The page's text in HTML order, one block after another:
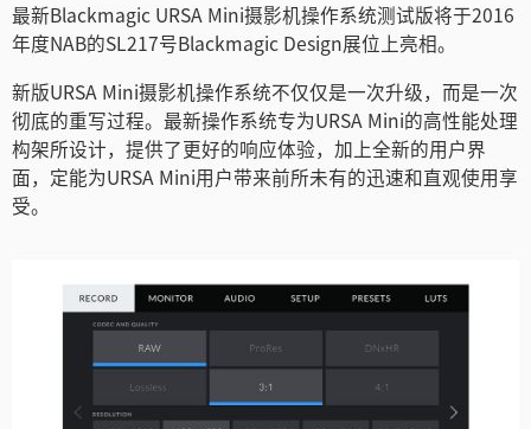
Korea
Mexico
Malaysia
Netherlands
Norway
Poland
Portugal
最新Blackmagic URSA Mini摄影机操作系统测试版将于2016
年度NAB的SL217号Blackmagic Design展位上亮相。
新版URSA Mini摄影机操作系统不仅仅是一次升级，而是一次
彻底的重写过程。最新操作系统专为URSA Mini的高性能处理
构架所设计，提供了更好的响应体验，加上全新的用户界
面，定能为URSA Mini用户带来前所未有的迅速和直观使用享
受。